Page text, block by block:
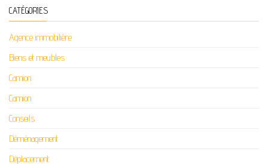
CATÉGORIES
Agence immobilière
Biens et meubles
Camion
Camion
Conseils
Déménagement
Déplacement